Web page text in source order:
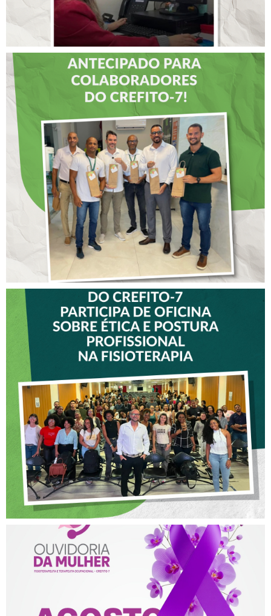
DIA DOS PAIS É
ANTECIPADO PARA
COLABORADORES DO
CREFITO-7
VICE-PRESIDENTE DO
CREFITO-7 PARTICIPA DE
OFICINA SOBRE ÉTICA E
POSTURA PROFISSIONAL
NA FISIOTERAPIA
AGOSTO LILÁS – ACOLHER,